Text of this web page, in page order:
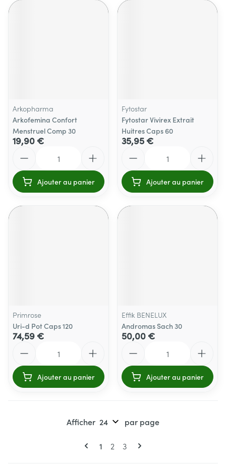
Arkopharma
Arkofemina Confort
Menstruel Comp 30
19,90 €
Ajouter au panier
Fytostar
Fytostar Vivirex Extrait
Huitres Caps 60
35,95 €
Ajouter au panier
Primrose
Uri-d Pot Caps 120
74,59 €
Ajouter au panier
Effik BENELUX
Andromas Sach 30
50,00 €
Ajouter au panier
Pages
Vous lisez actuellement la page
1 Page
2 Page
3
Afficher par page